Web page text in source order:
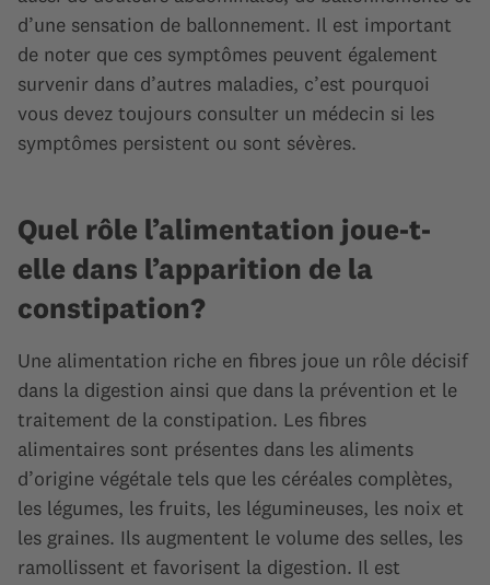
d’une sensation de ballonnement. Il est important
de noter que ces symptômes peuvent également
survenir dans d’autres maladies, c’est pourquoi
vous devez toujours consulter un médecin si les
symptômes persistent ou sont sévères.
Quel rôle l’alimentation joue-t-
elle dans l’apparition de la
constipation?
Une alimentation riche en fibres joue un rôle décisif
dans la digestion ainsi que dans la prévention et le
traitement de la constipation. Les fibres
alimentaires sont présentes dans les aliments
d’origine végétale tels que les céréales complètes,
les légumes, les fruits, les légumineuses, les noix et
les graines. Ils augmentent le volume des selles, les
ramollissent et favorisent la digestion. Il est